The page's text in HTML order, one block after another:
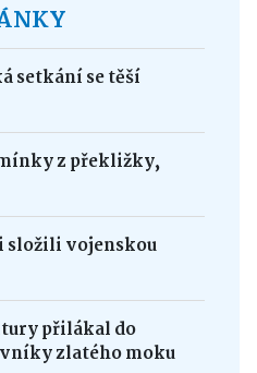
setkání se těší
z překližky,
složili vojenskou
přilákal do
zlatého moku